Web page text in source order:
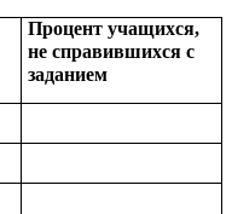
Процент учащихся,
не справившихся с
заданием